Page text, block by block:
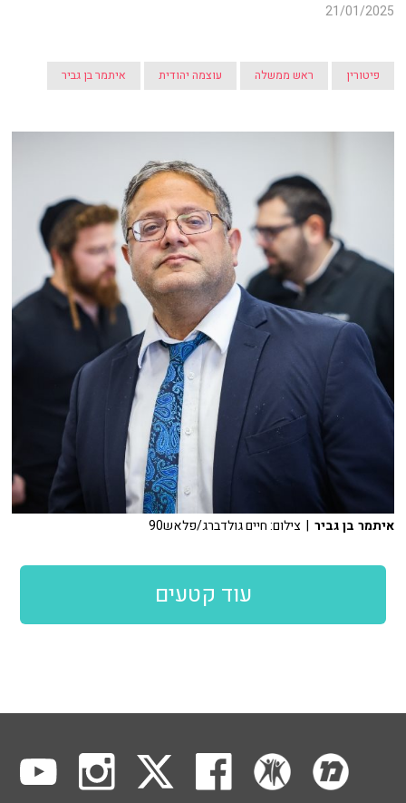
21/01/2025
פיטורין ראש ממשלה עוצמה יהודית איתמר בן גביר
איתמר בן גביר | צילום: חיים גולדברג/פלאש90
עוד קטעים